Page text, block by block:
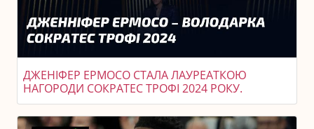
ДЖЕНІФЕР ЕРМОСО СТАЛА ЛАУРЕАТКОЮ
НАГОРОДИ СОКРАТЕС ТРОФІ 2024 РОКУ.